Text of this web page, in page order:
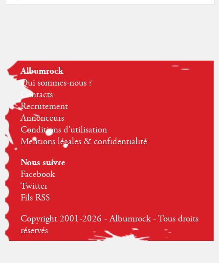
Albumrock
Qui sommes-nous ?
Contacts
Recrutement
Annonceurs
Conditions d'utilisation
Mentions légales & confidentialité
Nous suivre
Facebook
Twitter
Fils RSS
Copyright 2001-2026 - Albumrock - Tous droits
réservés